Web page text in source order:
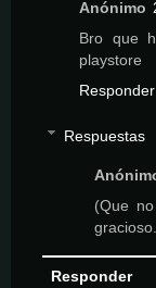
Anónimo
Bro que
playstore
Responder
Respuestas
(Que
Responder